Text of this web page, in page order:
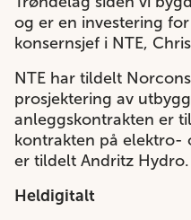
og er en investering
konsernsjef i NTE,
NTE har tildelt
prosjektering av
anleggskontrakten er
kontrakten på elektro-
er tildelt Andritz Hydro.
Heldigitalt